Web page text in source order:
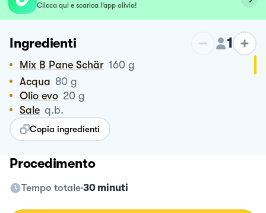
Clicca qui e scarica l’app olivia!
Ingredienti 1
Mix B Pane Schär 160 g
Acqua 80 g
Olio evo 20 g
Sale q.b.
Copia ingredienti
Procedimento
Tempo totale 30 minuti